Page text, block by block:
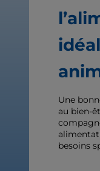
Une
au bien-
besoins